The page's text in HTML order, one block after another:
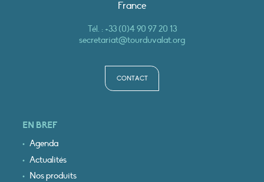
France
Tél. : +33 (0)4 90 97 20 13
secretariat@tourduvalat.org
CONTACT
EN BREF
Agenda
Actualités
Nos produits